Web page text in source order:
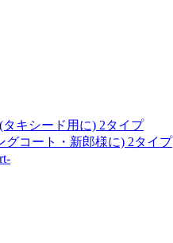
キシード用に) 2タイプ
グコート・新郎様に) 2タイプ